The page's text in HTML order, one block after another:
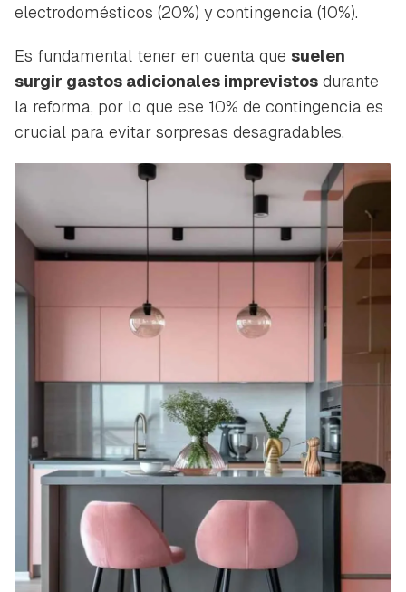
electrodomésticos (20%) y contingencia (10%).
Es fundamental tener en cuenta que suelen
surgir gastos adicionales imprevistos durante
la reforma, por lo que ese 10% de contingencia es
crucial para evitar sorpresas desagradables.